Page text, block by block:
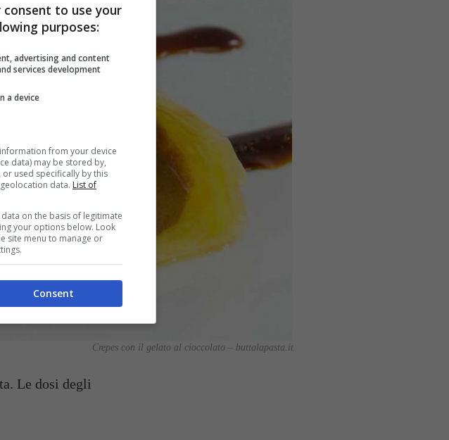
Crepes con il gelato al cioccolato – buttalapasta.it
Le dosi degli
to use your
purposes:
advertising and content
services development
a device
from your device
data) may be stored by,
used specifically by this
data. List of
on the basis of legitimate
your options below. Look
site menu to manage or
Consent